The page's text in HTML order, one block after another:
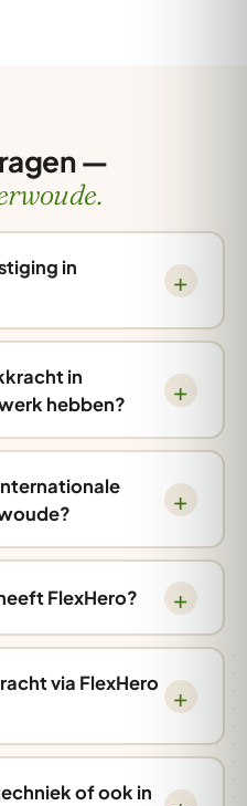
—
in
in
hebben?
FlexHero?
via FlexHero
of ook in